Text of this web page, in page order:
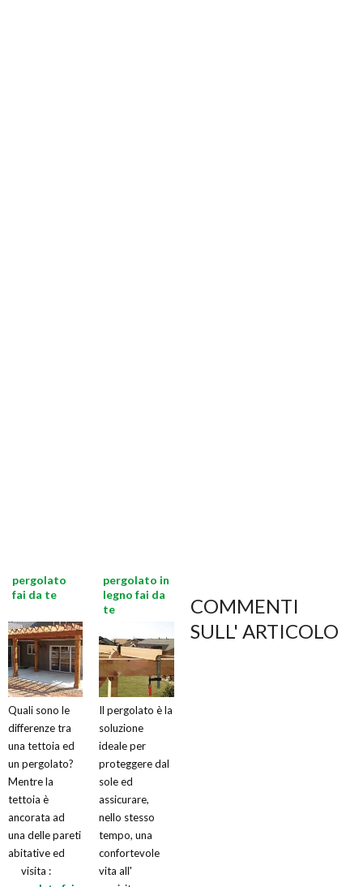
pergolato
fai da te
Quali sono le
differenze tra
una tettoia ed
un pergolato?
Mentre la
tettoia è
ancorata ad
una delle pareti
abitative ed
visita :
pergolato in
legno fai da
te
Il pergolato è la
soluzione
ideale per
proteggere dal
sole ed
assicurare,
nello stesso
tempo, una
confortevole
vita all'
COMMENTI
SULL' ARTICOLO